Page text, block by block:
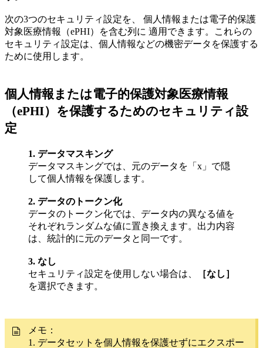
次の3つのセキュリティ設定を、
個人情報または電子的保護
対象医療情報（ePHI）を含む列に 適用できます。これらの
セキュリティ設定は、個人情報などの機密データを保護する
ために使用します。
個人情報または電子的保護対象医療情報
（ePHI）を保護するためのセキュリティ設
定
1. データマスキング
データマスキングでは、元のデータを「x」で隠
して個人情報を保護します。
2. データのトークン化
データのトークン化では、データ内の異なる値を
それぞれランダムな値に置き換えます。出力内容
は、統計的に元のデータと同一です。
3. なし
セキュリティ設定を使用しない場合は、
［なし］
を選択できます。
メモ ：
1. データセットを個人情報を保護せずにエクスポー